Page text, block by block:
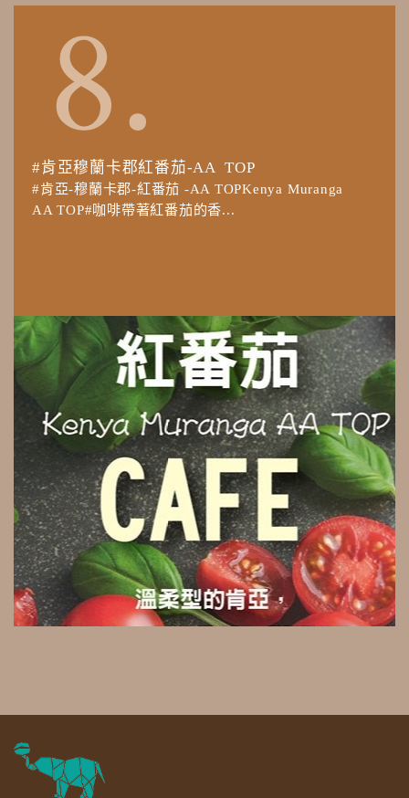
#肯亞穆蘭卡郡紅番茄-AA TOP
#肯亞-穆蘭卡郡-紅番茄 -AA TOPKenya Muranga
AA TOP#咖啡帶著紅番茄的香...